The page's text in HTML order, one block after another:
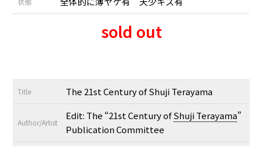
sold out
Title The 21st Century of Shuji Terayama
Author/Artist
Edit: The “21st Century ofShuji Terayama”
Publication Committee